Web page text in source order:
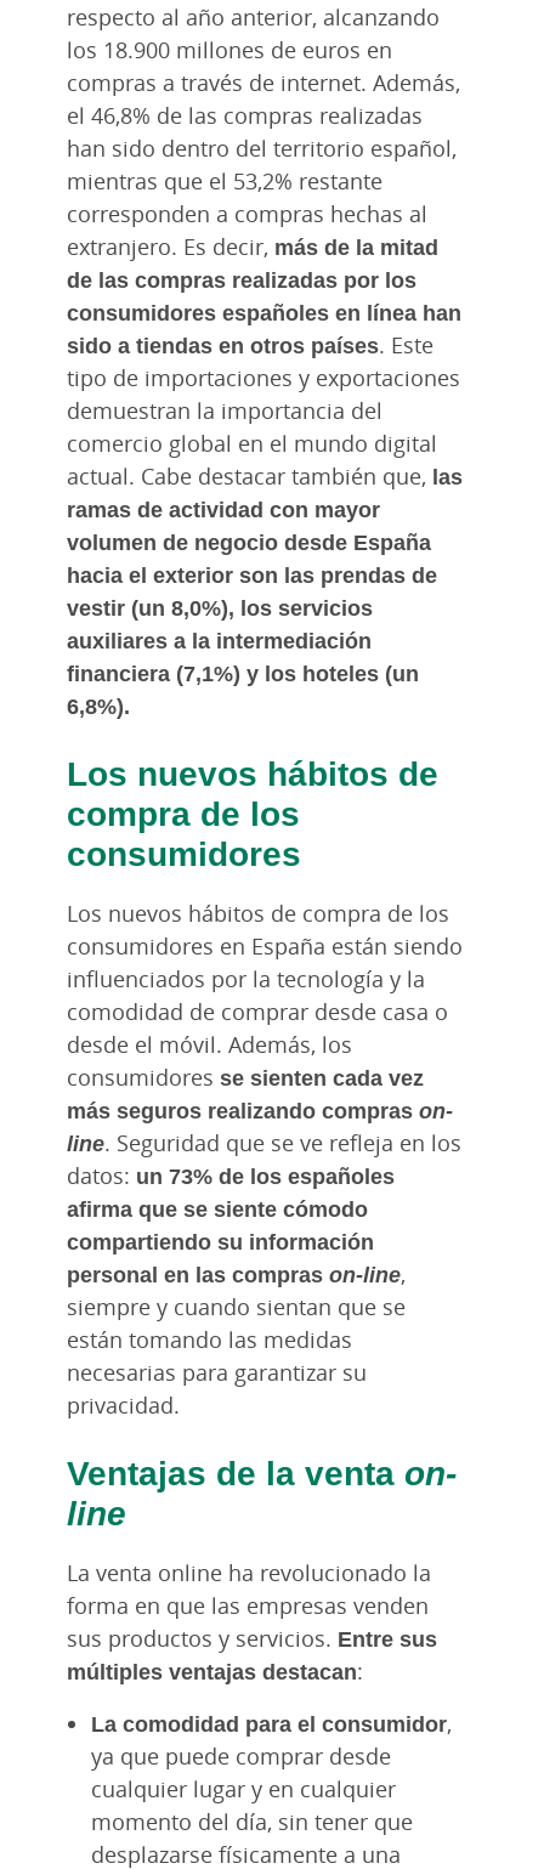
respecto al año anterior, alcanzando
los 18.900 millones de euros en
compras a través de internet. Además,
el 46,8% de las compras realizadas
han sido dentro del territorio español,
mientras que el 53,2% restante
corresponden a compras hechas al
extranjero. Es decir, más de la mitad
de las compras realizadas por los
consumidores españoles en línea han
sido a tiendas en otros países. Este
tipo de importaciones y exportaciones
demuestran la importancia del
comercio global en el mundo digital
actual. Cabe destacar también que, las
ramas de actividad con mayor
volumen de negocio desde España
hacia el exterior son las prendas de
vestir (un 8,0%), los servicios
auxiliares a la intermediación
financiera (7,1%) y los hoteles (un
6,8%).
Los nuevos hábitos de
compra de los
consumidores
Los nuevos hábitos de compra de los
consumidores en España están siendo
influenciados por la tecnología y la
comodidad de comprar desde casa o
desde el móvil. Además, los
consumidores se sienten cada vez
más seguros realizando compras on-
line. Seguridad que se ve refleja en los
datos: un 73% de los españoles
afirma que se siente cómodo
compartiendo su información
personal en las compras on-line,
siempre y cuando sientan que se
están tomando las medidas
necesarias para garantizar su
privacidad.
Ventajas de la venta on-
line
La venta online ha revolucionado la
forma en que las empresas venden
sus productos y servicios. Entre sus
múltiples ventajas destacan:
La comodidad para el consumidor,
ya que puede comprar desde
cualquier lugar y en cualquier
momento del día, sin tener que
desplazarse físicamente a una